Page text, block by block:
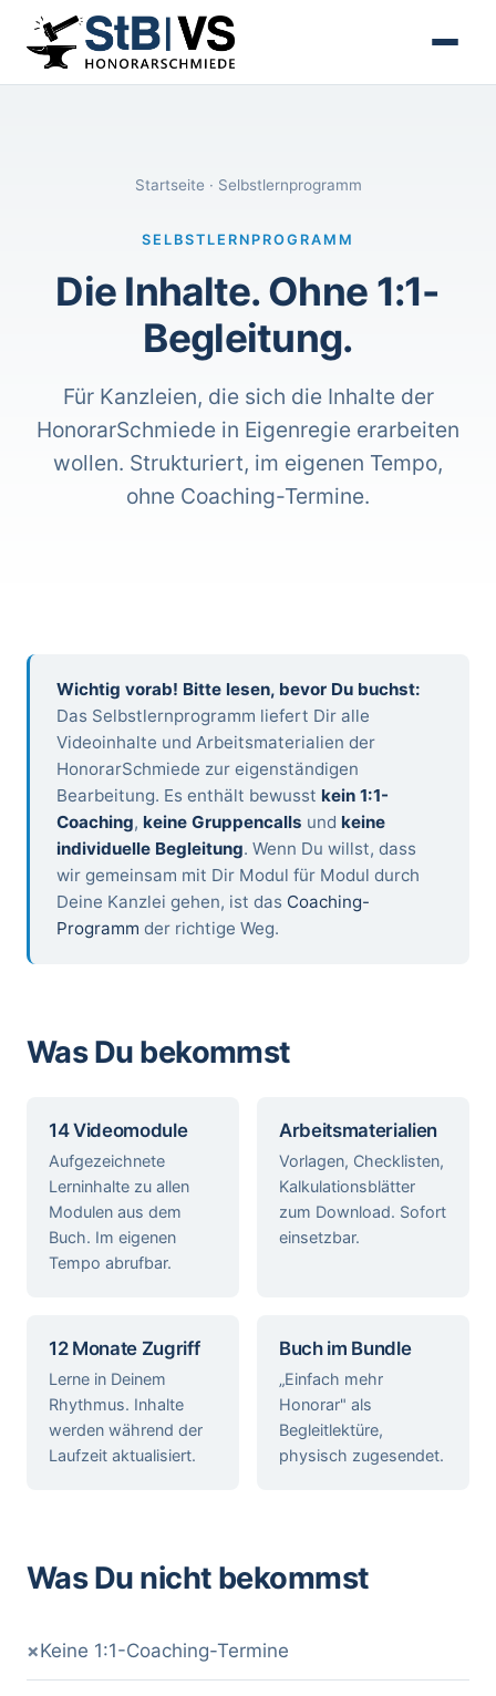
Startseite · Selbstlernprogramm
SELBSTLERNPROGRAMM
Die Inhalte. Ohne 1:1-
Begleitung.
Für Kanzleien, die sich die Inhalte der
HonorarSchmiede in Eigenregie erarbeiten
wollen. Strukturiert, im eigenen Tempo,
ohne Coaching-Termine.
Wichtig vorab! Bitte lesen, bevor Du buchst:
Das Selbstlernprogramm liefert Dir alle
Videoinhalte und Arbeitsmaterialien der
HonorarSchmiede zur eigenständigen
Bearbeitung. Es enthält bewusst kein 1:1-
Coaching, keine Gruppencalls und keine
individuelle Begleitung. Wenn Du willst, dass
wir gemeinsam mit Dir Modul für Modul durch
Deine Kanzlei gehen, ist das Coaching-
Programm der richtige Weg.
Was Du bekommst
14 Videomodule
Aufgezeichnete
Lerninhalte zu allen
Modulen aus dem
Buch. Im eigenen
Tempo abrufbar.
Arbeitsmaterialien
Vorlagen, Checklisten,
Kalkulationsblätter
zum Download. Sofort
einsetzbar.
12 Monate Zugriff
Lerne in Deinem
Rhythmus. Inhalte
werden während der
Laufzeit aktualisiert.
Buch im Bundle
„Einfach mehr
Honorar" als
Begleitlektüre,
physisch zugesendet.
Was Du nicht bekommst
×Keine 1:1-Coaching-Termine